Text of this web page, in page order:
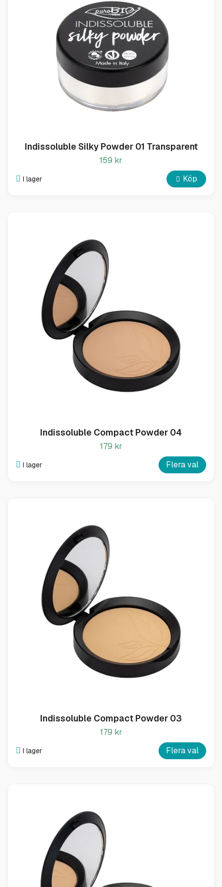
Indissoluble Silky Powder 01 Transparent
159 kr
I lager Köp
Indissoluble Compact Powder 04
179 kr
I lager Flera val
Indissoluble Compact Powder 03
179 kr
I lager Flera val